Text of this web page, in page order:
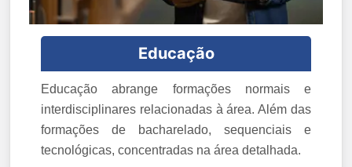
Educação
Educação abrange formações normais e
interdisciplinares relacionadas à área. Além das
formações de bacharelado, sequenciais e
tecnológicas, concentradas na área detalhada.